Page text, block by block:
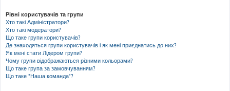
Рівні користувачів та групи
Хто такі Адміністратори?
Хто такі модератори?
Що таке групи користувачів?
Де знаходяться групи користувачів і як мені приєднатись до них?
Як мені стати Лідером групи?
Чому групи відображаються різними кольорами?
Що таке група за замовчуванням?
Що таке "Наша команда"?